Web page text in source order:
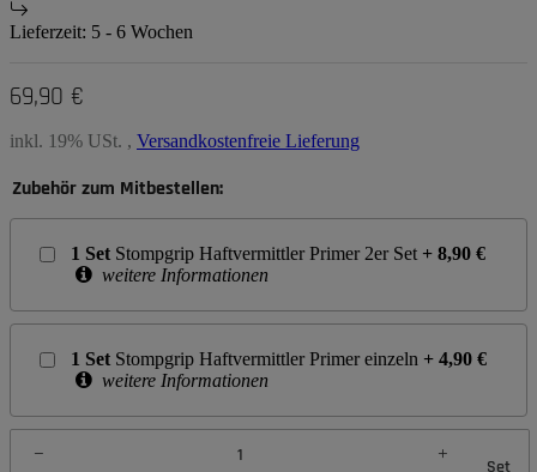
Lieferzeit: 5 - 6 Wochen
69,90 €
inkl. 19% USt. , Versandkostenfreie Lieferung
Zubehör zum Mitbestellen:
1 Set Stompgrip Haftvermittler Primer 2er Set + 8,90 €
weitere Informationen
1 Set Stompgrip Haftvermittler Primer einzeln + 4,90 €
weitere Informationen
Set